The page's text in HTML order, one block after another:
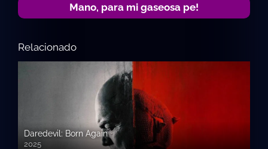
Mano, para mi gaseosa pe!
Relacionado
Daredevil: Born Again
2025